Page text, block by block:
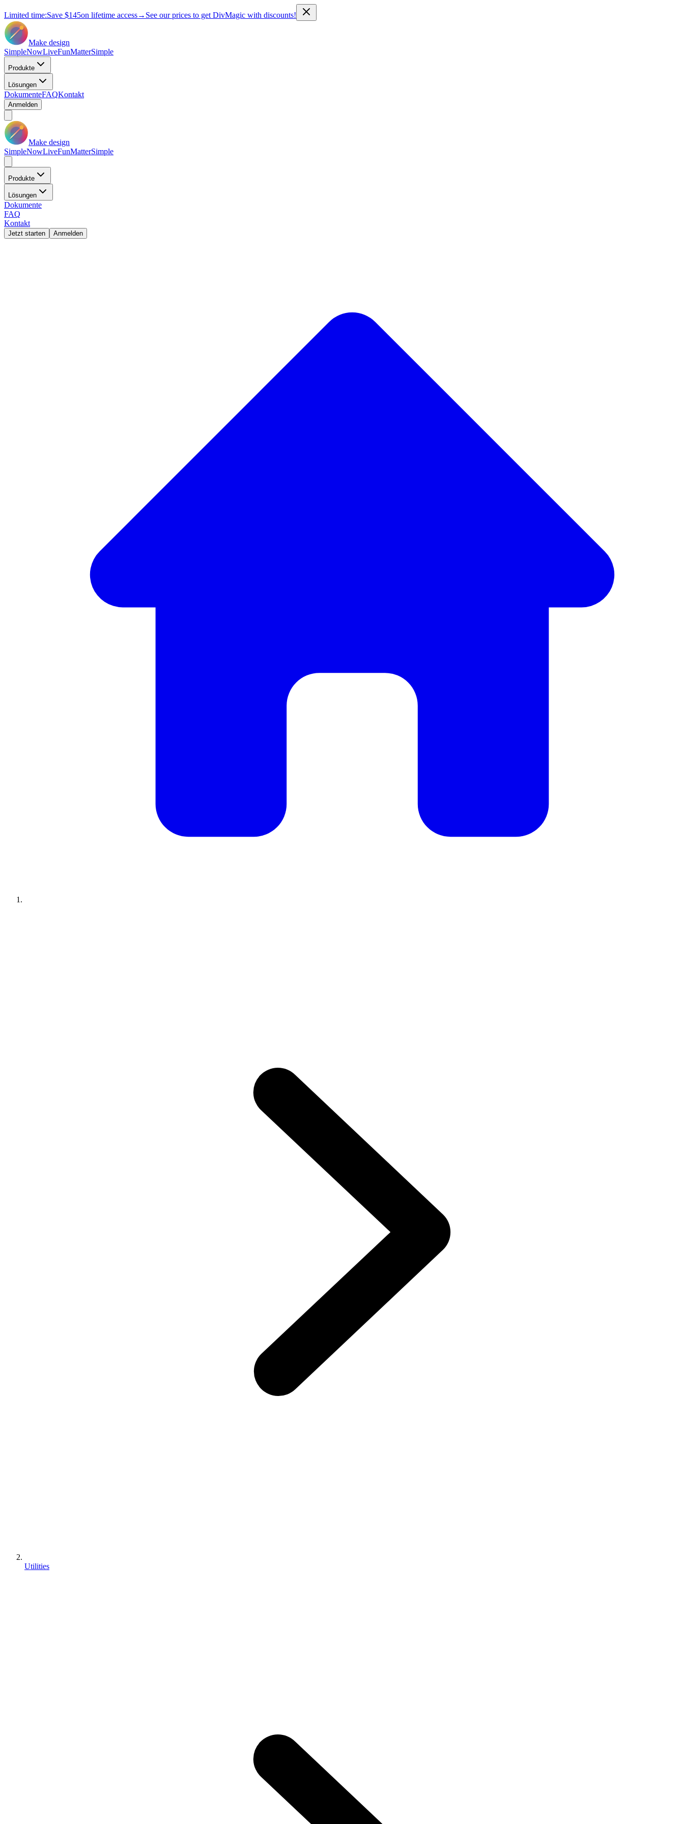
Limited time:Save $145on lifetime access→ See our prices to get DivMagic with discounts!
Make design
SimpleNowLiveFunMatterSimple
Produkte
Lösungen
DokumenteFAQKontakt
Anmelden
Make design
SimpleNowLiveFunMatterSimple
Produkte
Lösungen
Dokumente
FAQ
Kontakt
Jetzt starten Anmelden
Utilities